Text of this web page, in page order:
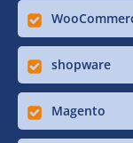
shopware
Magento